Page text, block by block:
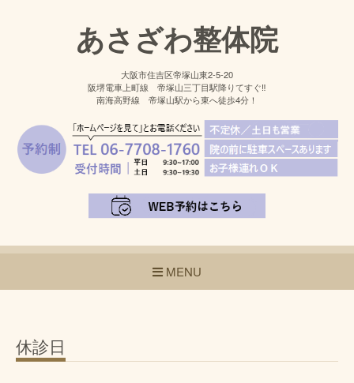
あさざわ整体院
大阪市住吉区帝塚山東2-5-20
阪堺電車上町線 帝塚山三丁目駅降りてすぐ‼
南海高野線 帝塚山駅から東へ徒歩4分！
MENU
休診日